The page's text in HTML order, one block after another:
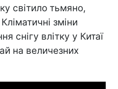
світило тьмяно,
зміни
снігу влітку у Китаї
на величезних